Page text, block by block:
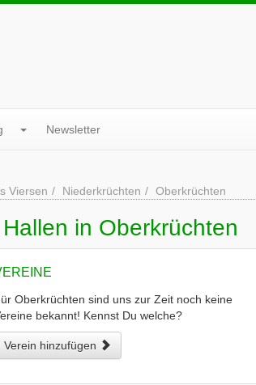
Newsletter
Viersen Niederkrüchten Oberkrüchten
in Oberkrüchten
Oberkrüchten sind uns zur Zeit noch keine
bekannt! Kennst Du welche?
Verein hinzufügen